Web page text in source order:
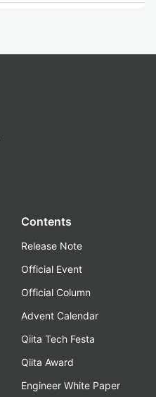
Contents
Release Note
Official Event
Official Column
Advent Calendar
Qiita Tech Festa
Qiita Award
Engineer White Paper